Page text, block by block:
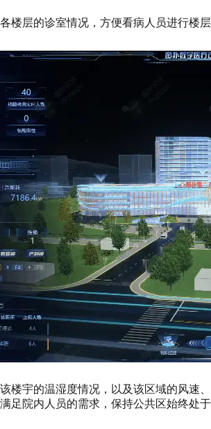
楼层的诊室情况，方便看病人员进行楼
楼宇的温湿度情况，以及该区域的风速
足院内人员的需求，保持公共区始终处